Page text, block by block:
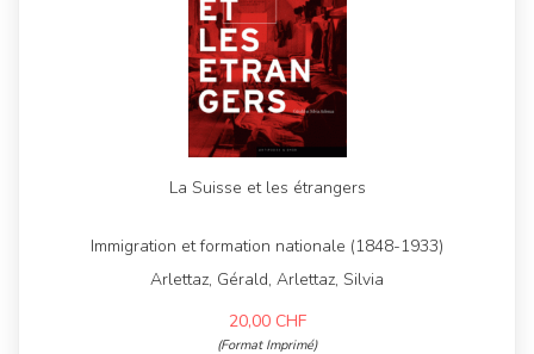
La Suisse et les étrangers
Immigration et formation nationale (1848-1933)
Arlettaz, Gérald, Arlettaz, Silvia
20,00 CHF
(Format Imprimé)